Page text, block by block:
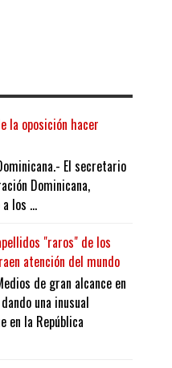
la oposición hacer
El secretario
Dominicana,
los ...
"raros" de los
atención del mundo
de gran alcance en
una inusual
en la República